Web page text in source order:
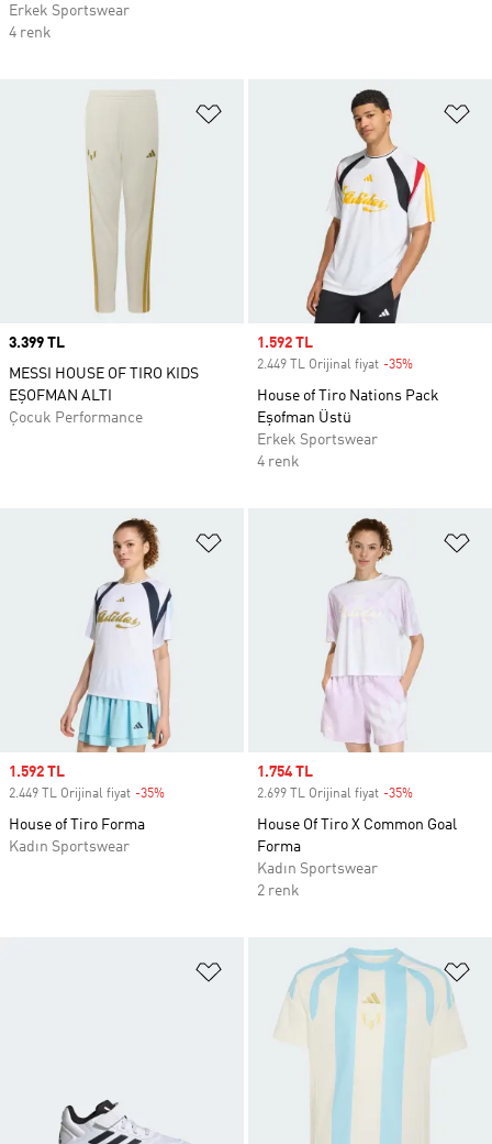
Erkek Sportswear
4 renk
Favori Listesine Ekle
Price
3.399 TL
MESSI HOUSE OF TIRO KIDS
EŞOFMAN ALTI
Çocuk Performance
Sale price
1.592 TL
2.449 TL Orijinal fiyat -35%
House of Tiro Nations Pack
Eşofman Üstü
Erkek Sportswear
4 renk
Favori Listesine Ekle
Sale price
1.592 TL
2.449 TL Orijinal fiyat -35%
House of Tiro Forma
Kadın Sportswear
Sale price
1.754 TL
2.699 TL Orijinal fiyat -35%
House Of Tiro X Common Goal
Forma
Kadın Sportswear
2 renk
Favori Listesine Ekle